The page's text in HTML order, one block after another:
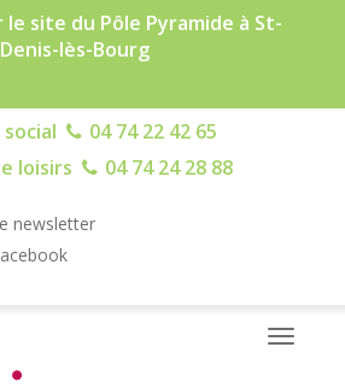
le site du Pôle Pyramide à St-
Denis-lès-Bourg
04 74 22 42 65
loisirs
04 74 24 28 88
newsletter
Toggle